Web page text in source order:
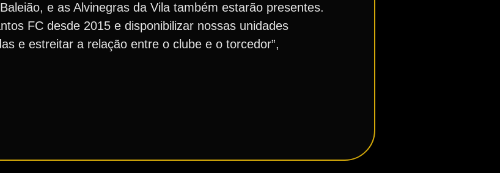
e as Alvinegras da Vila também estarão presentes.
FC desde 2015 e disponibilizar nossas unidades
e estreitar a relação entre o clube e o torcedor”,